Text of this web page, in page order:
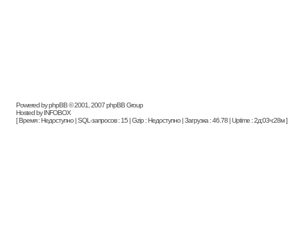
Powered by phpBB © 2001, 2007 phpBB Group
Hosted by INFOBOX
[ Время : Недоступно | SQL-запросов : 15 | Gzip : Недоступно | Загрузка : 46.78 | Uptime : 2д:03ч:28м ]